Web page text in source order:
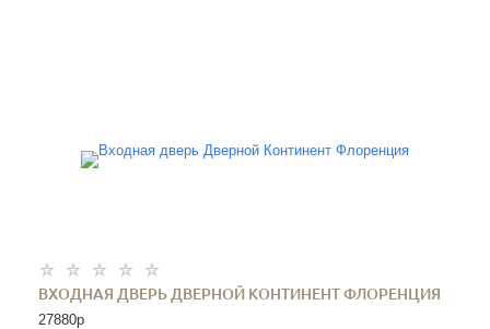
ВХОДНАЯ ДВЕРЬ ДВЕРНОЙ КОНТИНЕНТ ФЛОРЕНЦИЯ
27880p